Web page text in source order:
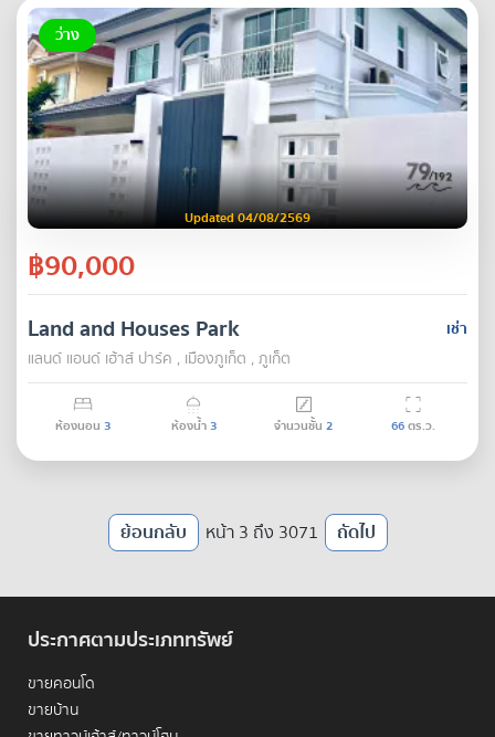
ว่าง
Updated 04/08/2569
฿90,000
เช่า
Land and Houses Park
แลนด์ แอนด์ เฮ้าส์ ปาร์ค , เมืองภูเก็ต , ภูเก็ต
ห้องนอน 3 ห้องน้ำ3 จำนวนชั้น 2 66ตร.ว.
ย้อนกลับ หน้า 3 ถึง 3071 ถัดไป
ประกาศตามประเภททรัพย์
ขายคอนโด
ขายบ้าน